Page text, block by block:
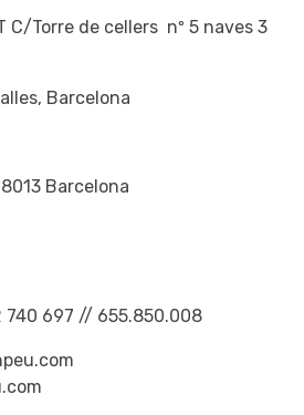
C/Torre de cellers nº 5 naves 3
Barcelona
Barcelona
740 697 // 655.850.008